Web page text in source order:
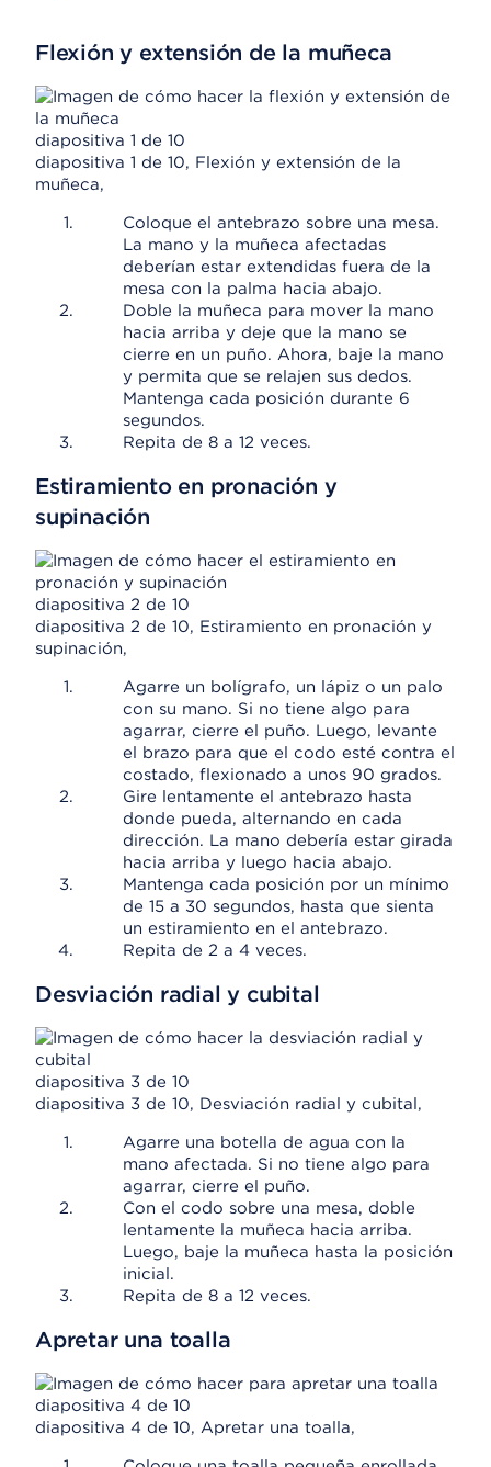
Flexión y extensión de la muñeca
diapositiva 1 de 10
diapositiva 1 de 10, Flexión y extensión de la
muñeca,
Coloque el antebrazo sobre una mesa.
La mano y la muñeca afectadas
deberían estar extendidas fuera de la
mesa con la palma hacia abajo.
Doble la muñeca para mover la mano
hacia arriba y deje que la mano se
cierre en un puño. Ahora, baje la mano
y permita que se relajen sus dedos.
Mantenga cada posición durante 6
segundos.
Repita de 8 a 12 veces.
Estiramiento en pronación y
supinación
diapositiva 2 de 10
diapositiva 2 de 10, Estiramiento en pronación y
supinación,
Agarre un bolígrafo, un lápiz o un palo
con su mano. Si no tiene algo para
agarrar, cierre el puño. Luego, levante
el brazo para que el codo esté contra el
costado, flexionado a unos 90 grados.
Gire lentamente el antebrazo hasta
donde pueda, alternando en cada
dirección. La mano debería estar girada
hacia arriba y luego hacia abajo.
Mantenga cada posición por un mínimo
de 15 a 30 segundos, hasta que sienta
un estiramiento en el antebrazo.
Repita de 2 a 4 veces.
Desviación radial y cubital
diapositiva 3 de 10
diapositiva 3 de 10, Desviación radial y cubital,
Agarre una botella de agua con la
mano afectada. Si no tiene algo para
agarrar, cierre el puño.
Con el codo sobre una mesa, doble
lentamente la muñeca hacia arriba.
Luego, baje la muñeca hasta la posición
inicial.
Repita de 8 a 12 veces.
Apretar una toalla
diapositiva 4 de 10
diapositiva 4 de 10, Apretar una toalla,